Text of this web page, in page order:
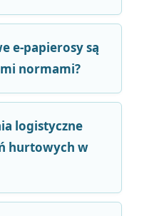
e-papierosy są
normami?
logistyczne
hurtowych w